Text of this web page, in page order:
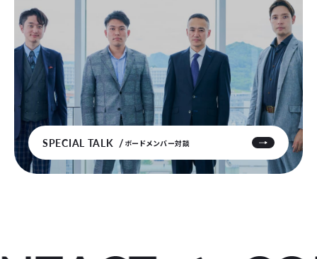
SPECIAL TALK ボードメンバー対談